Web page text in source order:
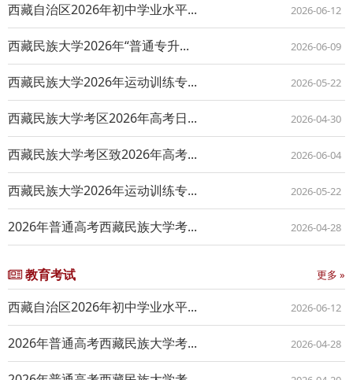
西藏自治区2026年初中学业水平... 2026-06-12
西藏民族大学2026年“普通专升... 2026-06-09
西藏民族大学2026年运动训练专... 2026-05-22
西藏民族大学考区2026年高考日... 2026-04-30
西藏民族大学考区致2026年高考... 2026-06-04
西藏民族大学2026年运动训练专... 2026-05-22
2026年普通高考西藏民族大学考... 2026-04-28
教育考试 更多 »
西藏自治区2026年初中学业水平... 2026-06-12
2026年普通高考西藏民族大学考... 2026-04-28